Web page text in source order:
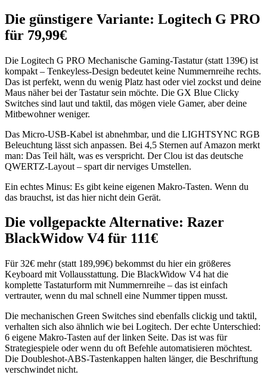
Die günstigere Variante: Logitech G PRO
für 79,99€
Die Logitech G PRO Mechanische Gaming-Tastatur (statt 139€) ist
kompakt – Tenkeyless-Design bedeutet keine Nummernreihe rechts.
Das ist perfekt, wenn du wenig Platz hast oder viel zockst und deine
Maus näher bei der Tastatur sein möchte. Die GX Blue Clicky
Switches sind laut und taktil, das mögen viele Gamer, aber deine
Mitbewohner weniger.
Das Micro-USB-Kabel ist abnehmbar, und die LIGHTSYNC RGB
Beleuchtung lässt sich anpassen. Bei 4,5 Sternen auf Amazon merkt
man: Das Teil hält, was es verspricht. Der Clou ist das deutsche
QWERTZ-Layout – spart dir nerviges Umstellen.
Ein echtes Minus: Es gibt keine eigenen Makro-Tasten. Wenn du
das brauchst, ist das hier nicht dein Gerät.
Die vollgepackte Alternative: Razer
BlackWidow V4 für 111€
Für 32€ mehr (statt 189,99€) bekommst du hier ein größeres
Keyboard mit Vollausstattung. Die BlackWidow V4 hat die
komplette Tastaturform mit Nummernreihe – das ist einfach
vertrauter, wenn du mal schnell eine Nummer tippen musst.
Die mechanischen Green Switches sind ebenfalls clickig und taktil,
verhalten sich also ähnlich wie bei Logitech. Der echte Unterschied:
6 eigene Makro-Tasten auf der linken Seite. Das ist was für
Strategiespiele oder wenn du oft Befehle automatisieren möchtest.
Die Doubleshot-ABS-Tastenkappen halten länger, die Beschriftung
verschwindet nicht.